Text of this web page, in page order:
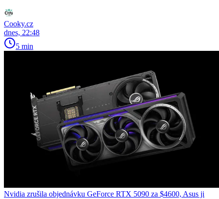
Cooky.cz
dnes, 22:48
5 min
Nvidia zrušila objednávku GeForce RTX 5090 za $4600, Asus ji